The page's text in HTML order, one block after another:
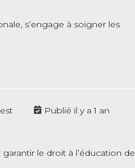
s’engage à soigner les
Publié il y a 1 an
le droit à l’éducation de